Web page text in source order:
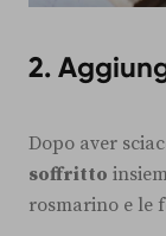
2.
Dopo aver
soffritto
rosmarino e le